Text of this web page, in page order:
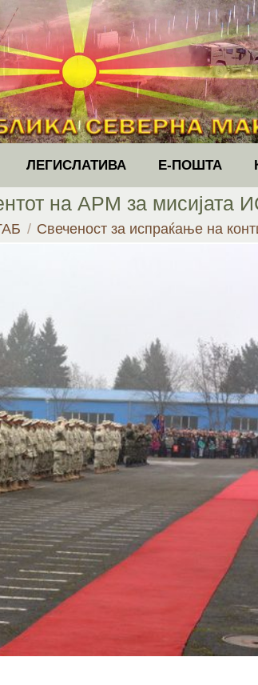
ЛЕГИСЛАТИВА Е-ПОШТА
на АРМ за мисијата
Свеченост за испраќање на